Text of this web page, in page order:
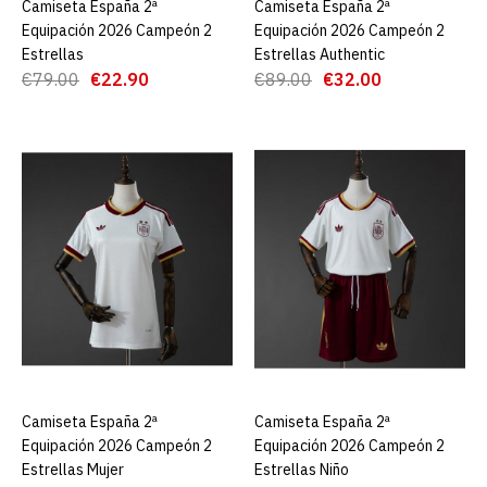
AGREGAR AL CARRO
ADD TO COMPARE
Camiseta España 2ª
Equipación 2026 Campeón
2 Estrellas
€22.90
AGREGAR AL CARRO
ADD TO WISHLIST
AGREGAR AL CARRO
Camiseta España 2ª
Equipación 2026 Campeón 2
Estrellas
€79.00 €22.90
AGREGAR AL CARRO
Camiseta España 2ª
Equipación 2026 Campeón 2
Estrellas Authentic
€89.00 €32.00
AGREGAR AL CARRO
Camiseta España 2ª
Equipación 2026 Campeón 2
Estrellas Mujer
AGREGAR AL CARRO
Camiseta España 2ª
Equipación 2026 Campeón 2
Estrellas Niño